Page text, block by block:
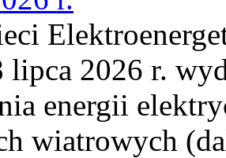
2026 r.
energii
wiatrowych